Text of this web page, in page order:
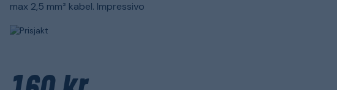
max 2,5 mm² kabel. Impressivo